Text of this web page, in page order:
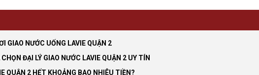
GIAO NƯỚC UỐNG LAVIE QUẬN 2
ĐẠI LÝ GIAO NƯỚC LAVIE QUẬN 2 UY TÍN
QUẬN 2 HẾT KHOẢNG BAO NHIÊU TIỀN?